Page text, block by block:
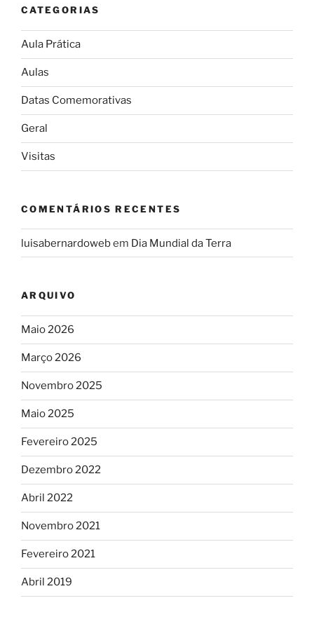
CATEGORIAS
Aula Prática
Aulas
Datas Comemorativas
Geral
Visitas
COMENTÁRIOS RECENTES
luisabernardowebem Dia Mundial da Terra
ARQUIVO
Maio 2026
Março 2026
Novembro 2025
Maio 2025
Fevereiro 2025
Dezembro 2022
Abril 2022
Novembro 2021
Fevereiro 2021
Abril 2019